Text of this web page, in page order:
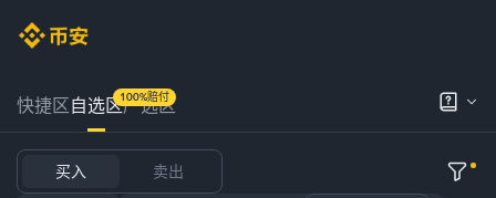
快捷区自选区严选区
100%赔付
买入 卖出